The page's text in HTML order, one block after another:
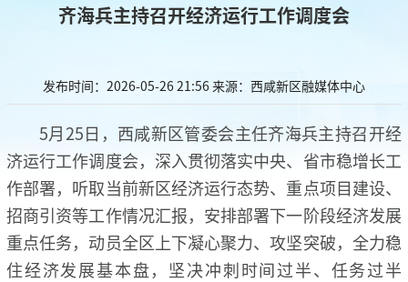
齐海兵主持召开经济运行工作调度会
发布时间：2026-05-26 21:56来源：西咸新区融媒体中心
5月25日，西咸新区管委会主任齐海兵主持召开经
济运行工作调度会，深入贯彻落实中央、省市稳增长工
作部署，听取当前新区经济运行态势、重点项目建设、
招商引资等工作情况汇报，安排部署下一阶段经济发展
重点任务，动员全区上下凝心聚力、攻坚突破，全力稳
住经济发展基本盘，坚决冲刺时间过半、任务过半